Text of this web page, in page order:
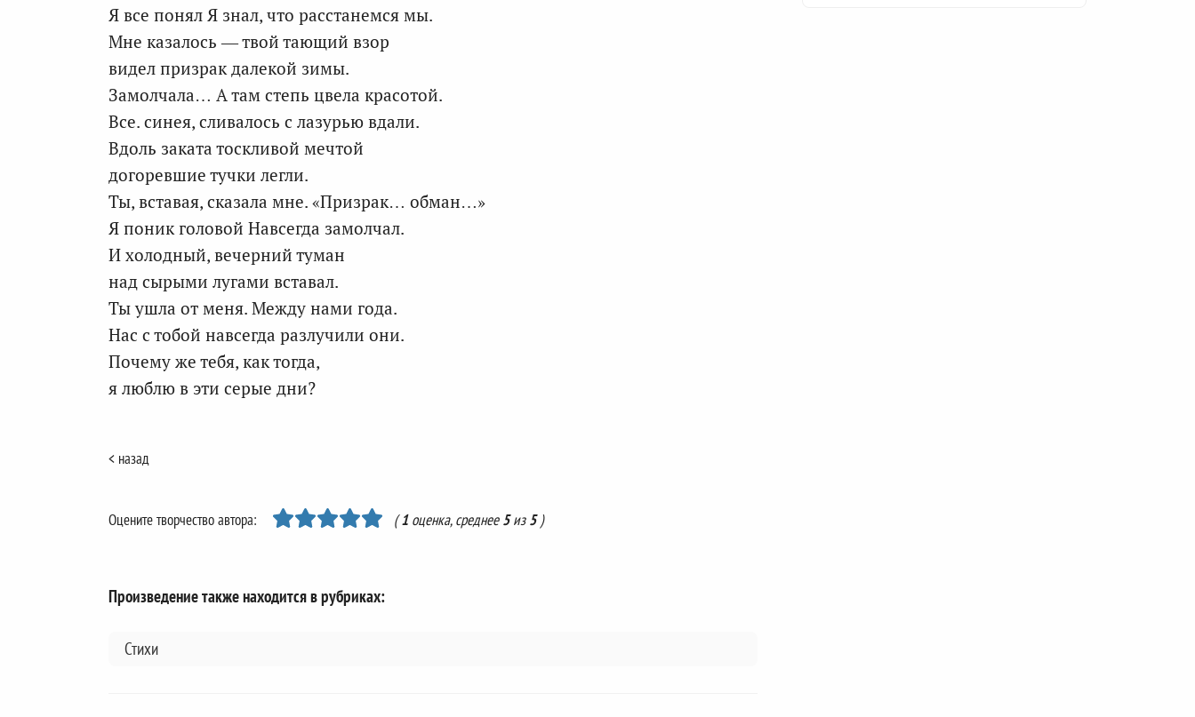
Я все понял Я знал, что расстанемся мы.
Мне казалось — твой тающий взор
видел призрак далекой зимы.
Замолчала… А там степь цвела красотой.
Все. синея, сливалось с лазурью вдали.
Вдоль заката тоскливой мечтой
догоревшие тучки легли.
Ты, вставая, сказала мне. «Призрак… обман…»
Я поник головой Навсегда замолчал.
И холодный, вечерний туман
над сырыми лугами вставал.
Ты ушла от меня. Между нами года.
Нас с тобой навсегда разлучили они.
Почему же тебя, как тогда,
я люблю в эти серые дни?
< назад
Оцените творчество автора: (1оценка, среднее5из5)
Произведение также находится в рубриках:
Стихи